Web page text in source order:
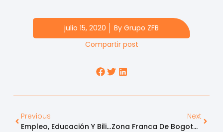
julio 15, 2020 ByGrupo ZFB
Compartir post
Previous
Empleo, Educación Y Bilingüismo, Las Claves De La Competitividad Empresarial
Next
Zona Franca De Bogotá Certificada Como Zona Franca Altamente Segura